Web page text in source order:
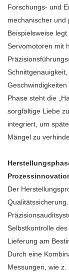
Forschungs- und
mechanischer und
Beispielsweise
Servomotoren mit
Phase steht die
sorgfältige Liebe
integriert, um
Mängel zu
Der
Selbstkontrolle
Lieferung am
Durch eine
Messungen, wie